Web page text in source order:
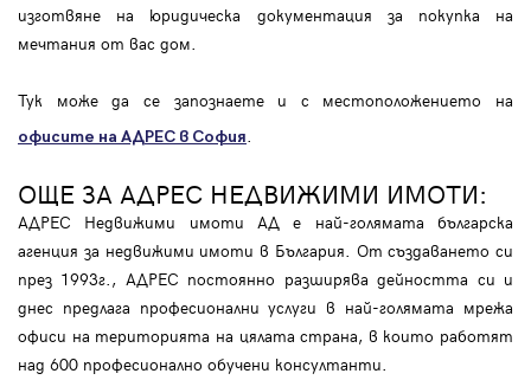
изготвяне на юридическа документация за покупка на
мечтания от вас дом.
Тук може да се запознаете и с местоположението на
офисите на АДРЕС в София.
ОЩЕ ЗА АДРЕС НЕДВИЖИМИ ИМОТИ:
АДРЕС Недвижими имоти АД е най-голямата българска
агенция за недвижими имоти в България. От създаването си
през 1993г., АДРЕС постоянно разширява дейността си и
днес предлага професионални услуги в най-голямата мрежа
офиси на територията на цялата страна, в които работят
над 600 професионално обучени консултанти.